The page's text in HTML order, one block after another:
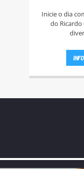
Inicie o dia
do